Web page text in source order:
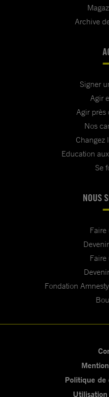
Archive
Signer
Agir
Agir près
Nos
Changez
Education
Se
NOUS
Faire
Faire
Fondation
Politique